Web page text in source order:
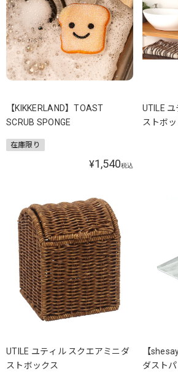
【KIKKERLAND】TOAST
SCRUB SPONGE
在庫限り
¥1,540税込
UTILE
ストボ
UTILE ユティル スクエアミニダ
ストボックス
【
ダスト